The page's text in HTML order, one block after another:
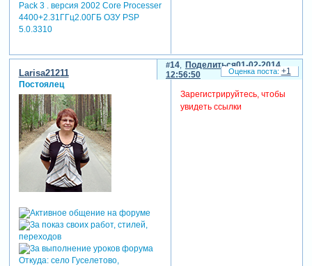
Pack 3 . версия 2002 Core Processer
4400+2.31ГГц2.00ГБ ОЗУ PSP
5.0.3310
Поделиться
14
01-02-2014
12:56:50
Larisa21211
Постоялец
Откуда:село Гуселетово,
Зарегистрируйтесь, чтобы
увидеть ссылки
+1